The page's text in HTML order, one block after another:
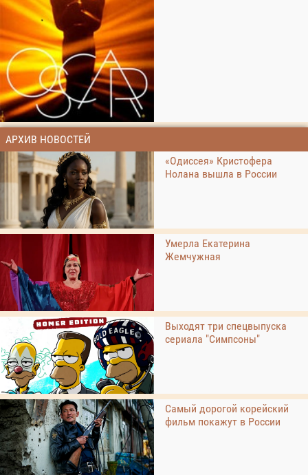
АРХИВ НОВОСТЕЙ
«Одиссея» Кристофера
Нолана вышла в России
Умерла Екатерина
Жемчужная
Выходят три спецвыпуска
сериала "Симпсоны"
Самый дорогой корейский
фильм покажут в России